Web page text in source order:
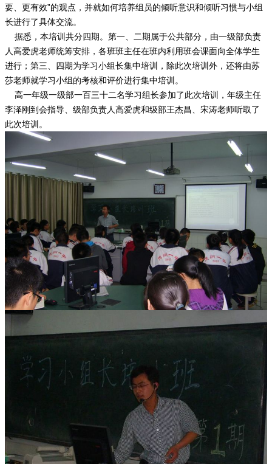
要、更有效”的观点，并就如何培养组员的倾听意识和倾听习惯与小组
长进行了具体交流。
据悉，本培训共分四期。第一、二期属于公共部分，由一级部负责
人高爱虎老师统筹安排，各班班主任在班内利用班会课面向全体学生
进行；第三、四期为学习小组长集中培训，除此次培训外，还将由苏
莎老师就学习小组的考核和评价进行集中培训。
高一年级一级部一百三十二名学习组长参加了此次培训，年级主任
李泽刚到会指导、级部负责人高爱虎和级部王杰昌、宋涛老师听取了
此次培训。